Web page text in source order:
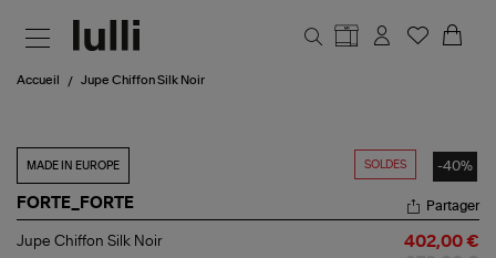
Accueil Jupe Chiffon Silk Noir
SOLDES -40%
MADE IN EUROPE
FORTE_FORTE
Jupe
Partager
Jupe Chiffon Silk Noir 402,00 €